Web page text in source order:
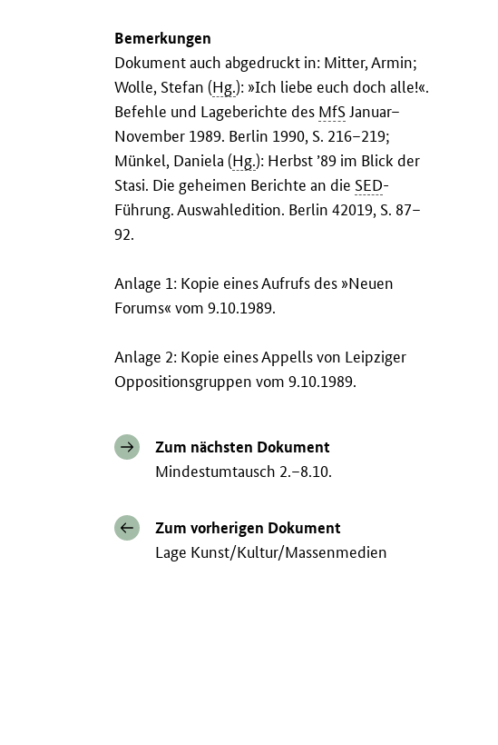
Bemerkungen
Dokument auch abgedruckt in: Mitter, Armin;
Wolle, Stefan (Hg.): »Ich liebe euch doch alle!«.
Befehle und Lageberichte des MfSJanuar–
November 1989. Berlin 1990, S. 216–219;
Münkel, Daniela (Hg.): Herbst ’89 im Blick der
Stasi. Die geheimen Berichte an die SED-
Führung. Auswahledition. Berlin 42019, S. 87–
92.
Anlage 1: Kopie eines Aufrufs des »Neuen
Forums« vom 9.10.1989.
Anlage 2: Kopie eines Appells von Leipziger
Oppositionsgruppen vom 9.10.1989.
Zum nächsten Dokument
Mindestumtausch 2.–8.10.
Zum vorherigen Dokument
Lage Kunst/Kultur/Massenmedien